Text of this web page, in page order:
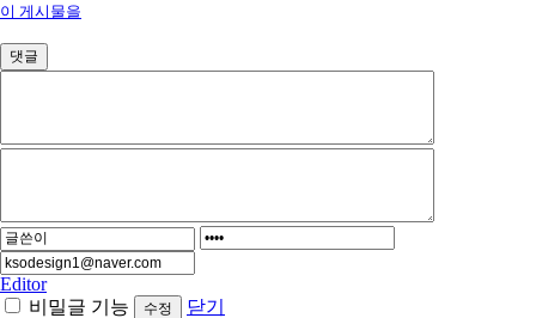
이 게시물을
댓글
Editor
비밀글 기능
닫기